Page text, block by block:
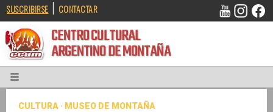
SUSCRIBIRSE | CONTACTAR
CENTRO CULTURAL
ARGENTINO DE MONTAÑA
CULTURA · MUSEO DE MONTAÑA